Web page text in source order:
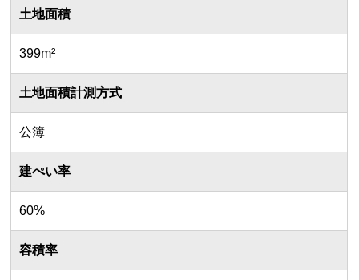
土地面積
399m²
土地面積計測方式
公簿
建ぺい率
60%
容積率